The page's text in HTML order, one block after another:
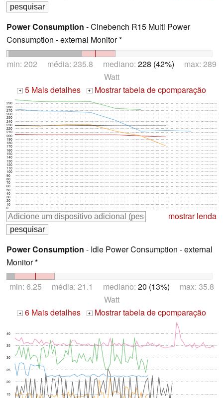
Power Consumption - Cinebench R15 Multi Power
Consumption - external Monitor *
min: 202 média: 235.8 mediano: 228 (42%) max: 289
Watt
+ 5 Mais detalhes + Mostrar tabela de cpomparação
0
10
20
30
40
50
60
70
80
90
100
110
120
130
140
150
160
170
180
190
200
210
220
230
240
250
260
270
280
290
mostrar lenda
Power Consumption - Idle Power Consumption - external
Monitor *
min: 6.25 média: 21.1 mediano: 20 (13%) max: 35.8
Watt
+ 6 Mais detalhes + Mostrar tabela de cpomparação
15
20
25
30
35
40